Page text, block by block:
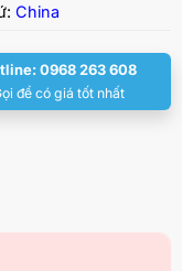
China
0968 263 608
để có giá tốt nhất